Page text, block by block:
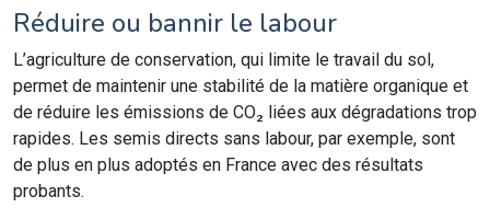
Réduire ou bannir le labour
L’agriculture de conservation, qui limite le travail du sol,
permet de maintenir une stabilité de la matière organique et
de réduire les émissions de CO₂ liées aux dégradations trop
rapides. Les semis directs sans labour, par exemple, sont
de plus en plus adoptés en France avec des résultats
probants.